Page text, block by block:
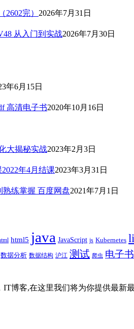
2602完） 2026年7月31日
从入门到实战2026年7月30日
年6月15日
高清电子书2020年10月16日
大揭秘实战2023年2月3日
年4月结课2023年3月31日
熟练掌握 百度网盘2021年7月1日
html5 java JavaScript js Kubernetes
数据分析 数据结构 沪江 测试 爬虫 电子书
博客,在这里我们将为你提供最新